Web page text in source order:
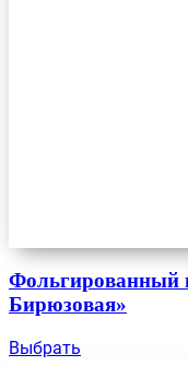
Фольгированный
Бирюзовая»
Выбрать